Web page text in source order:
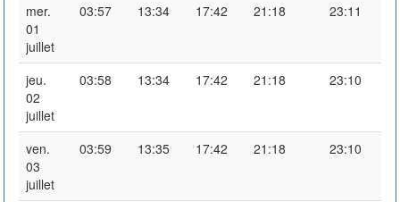
mer.
01
juillet
03:57 13:34 17:42 21:18 23:11
jeu.
02
juillet
03:58 13:34 17:42 21:18 23:10
ven.
03
juillet
03:59 13:35 17:42 21:18 23:10